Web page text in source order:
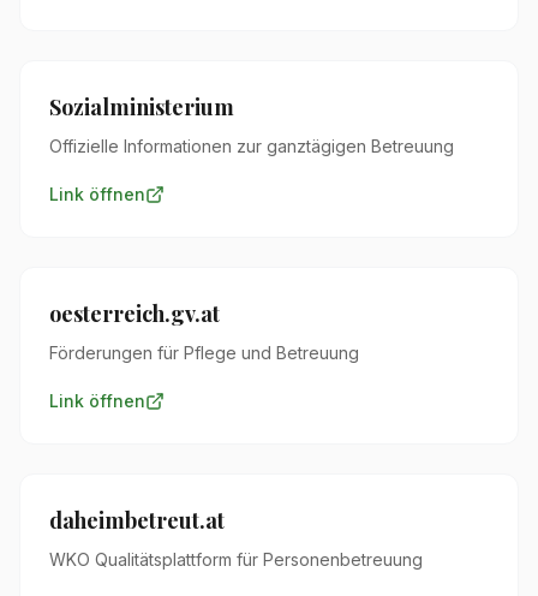
Sozialministerium
Offizielle Informationen zur ganztägigen Betreuung
Link öffnen
oesterreich.gv.at
Förderungen für Pflege und Betreuung
Link öffnen
daheimbetreut.at
WKO Qualitätsplattform für Personenbetreuung